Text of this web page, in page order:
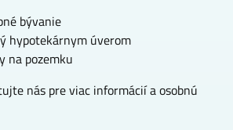
bývanie
hypotekárnym úverom
na pozemku
nás pre viac informácií a osobnú